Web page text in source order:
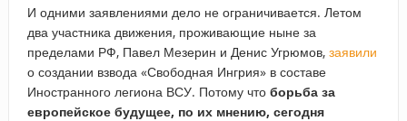
И одними заявлениями дело не ограничивается. Летом
два участника движения, проживающие ныне за
пределами РФ, Павел Мезерин и Денис Угрюмов, заявили
о создании взвода «Свободная Ингрия» в составе
Иностранного легиона ВСУ. Потому что борьба за
европейское будущее, по их мнению, сегодня